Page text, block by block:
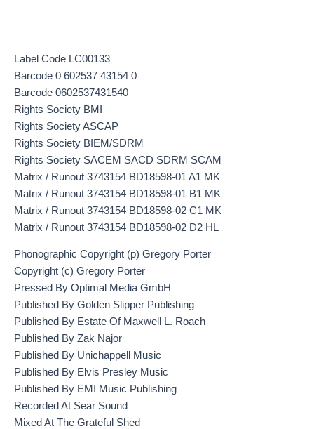
Label Code LC00133
Barcode 0 602537 43154 0
Barcode 0602537431540
Rights Society BMI
Rights Society ASCAP
Rights Society BIEM/SDRM
Rights Society SACEM SACD SDRM SCAM
Matrix / Runout 3743154 BD18598-01 A1 MK
Matrix / Runout 3743154 BD18598-01 B1 MK
Matrix / Runout 3743154 BD18598-02 C1 MK
Matrix / Runout 3743154 BD18598-02 D2 HL
Phonographic Copyright (p) Gregory Porter
Copyright (c) Gregory Porter
Pressed By Optimal Media GmbH
Published By Golden Slipper Publishing
Published By Estate Of Maxwell L. Roach
Published By Zak Najor
Published By Unichappell Music
Published By Elvis Presley Music
Published By EMI Music Publishing
Recorded At Sear Sound
Mixed At The Grateful Shed